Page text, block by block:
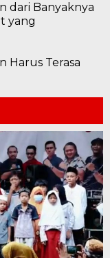
dari Banyaknya
yang
Harus Terasa